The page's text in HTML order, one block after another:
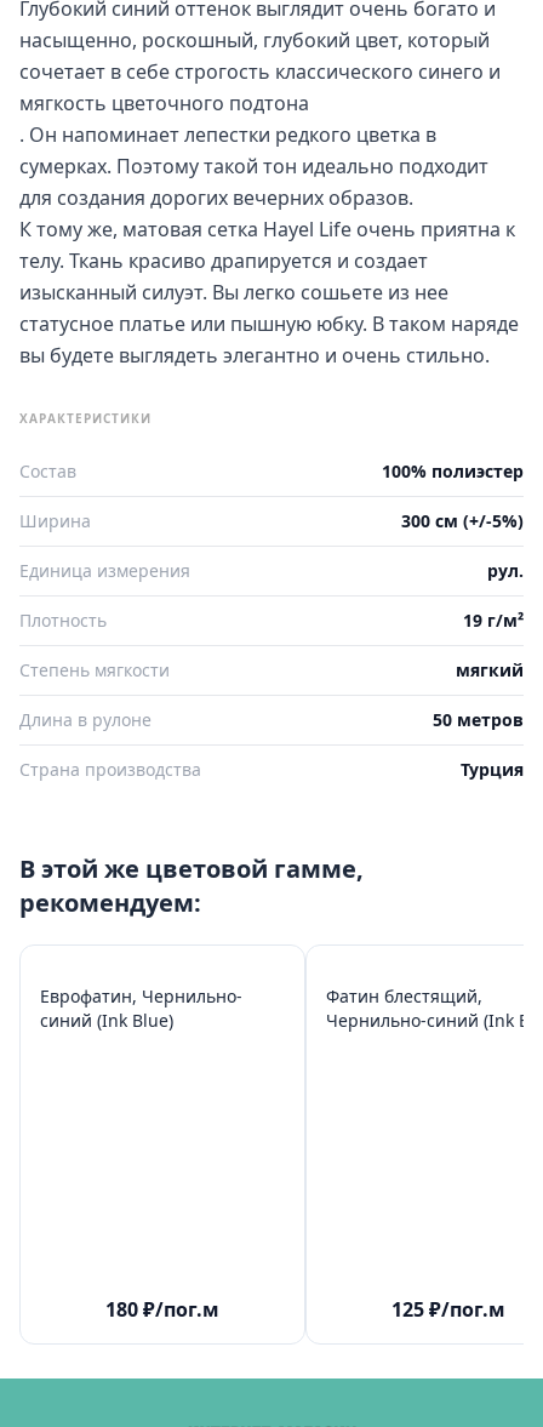
Глубокий синий оттенок выглядит очень богато и
насыщенно, роскошный, глубокий цвет, который
сочетает в себе строгость классического синего и
мягкость цветочного подтона
. Он напоминает лепестки редкого цветка в
сумерках. Поэтому такой тон идеально подходит
для создания дорогих вечерних образов.
К тому же, матовая сетка Hayel Life очень приятна к
телу. Ткань красиво драпируется и создает
изысканный силуэт. Вы легко сошьете из нее
статусное платье или пышную юбку. В таком наряде
вы будете выглядеть элегантно и очень стильно.
ХАРАКТЕРИСТИКИ
Состав 100% полиэстер
Ширина 300 см (+/-5%)
Единица измерения рул.
Плотность 19 г/м²
Степень мягкости мягкий
Длина в рулоне 50 метров
Страна производства Турция
В этой же цветовой гамме,
рекомендуем:
Еврофатин, Чернильно-
синий (Ink Blue)
180₽/пог.м
Фатин блестящий,
Чернильно-синий (Ink
125₽/пог.м